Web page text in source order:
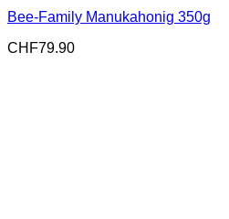
Bee-Family Manukahonig 350g
CHF79.90